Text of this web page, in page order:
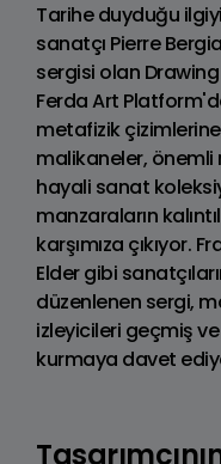
Tarihe duyduğu
sanatçı Pierre
sergisi olan
Ferda Art
metafizik
malikaneler, önemli
hayali sanat
manzaraların
karşımıza çıkıyor.
Elder gibi
düzenlenen sergi,
izleyicileri geçmiş
kurmaya davet